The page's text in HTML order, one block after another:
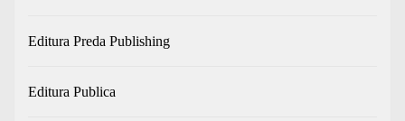
Editura Preda Publishing
Editura Publica